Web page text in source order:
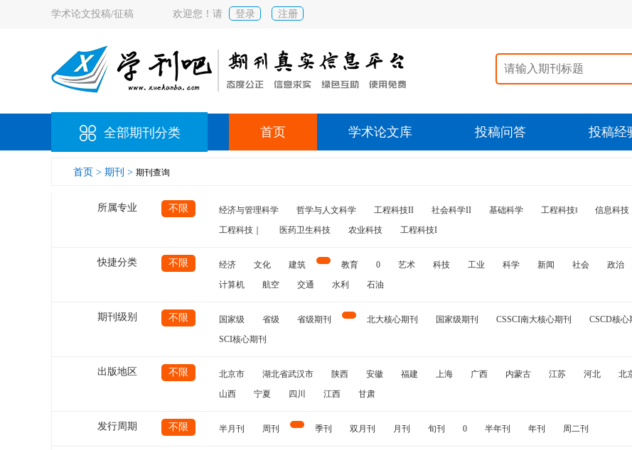
学术论文投稿/征稿 欢迎您！请 登录 注册
全部期刊分类 首页 学术论文库 投稿问答 投稿经
首页 > 期刊 > 期刊查询
所属专业 不限 经济与管理科学 哲学与人文科学 工程科技II 社会科学II 基础科学 工程科技‖ 信息科技
工程科技｜
医药卫生科技 农业科技 工程科技I
快捷分类 不限 经济 文化 建筑 教育 0 艺术 科技 工业 科学 新闻 社会 政治
计算机
航空 交通 水利 石油
期刊级别 不限 国家级 省级 省级期刊 北大核心期刊 国家级期刊 CSSCI南大核心期刊 CSCD核心
SCI核心期刊
出版地区 不限 北京市 湖北省武汉市 陕西 安徽 福建 上海 广西 内蒙古 江苏 河北 北
山西
宁夏 四川 江西 甘肃
发行周期 不限 半月刊 周刊 季刊 双月刊 月刊 旬刊 0 半年刊 年刊 周二刊